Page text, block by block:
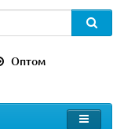
Оптом